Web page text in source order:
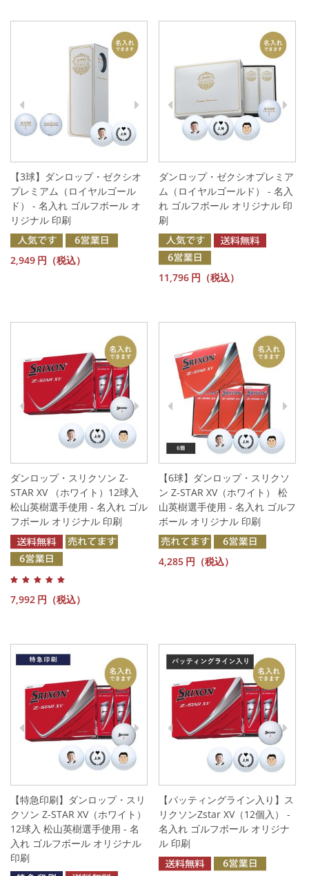
【3球】ダンロップ・ゼクシオ
プレミアム（ロイヤルゴール
ド） - 名入れ ゴルフボール オ
リジナル 印刷
2,949 円（税込）
ダンロップ・ゼクシオプレミア
ム（ロイヤルゴールド） - 名入
れ ゴルフボール オリジナル 印
刷
11,796 円（税込）
ダンロップ・スリクソン Z-
STAR XV （ホワイト）12球入
松山英樹選手使用 - 名入れ ゴル
フボール オリジナル 印刷
7,992 円（税込）
【6球】ダンロップ・スリクソ
ン Z-STAR XV（ホワイト） 松
山英樹選手使用 - 名入れ ゴルフ
ボール オリジナル 印刷
4,285 円（税込）
【特急印刷】ダンロップ・スリ
クソン Z-STAR XV（ホワイト）
12球入 松山英樹選手使用 - 名
入れ ゴルフボール オリジナル
印刷
【パッティングライン入り】ス
リクソンZstar XV（12個入） -
名入れ ゴルフボール オリジナ
ル 印刷